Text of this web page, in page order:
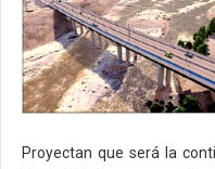
Proyectan que será la